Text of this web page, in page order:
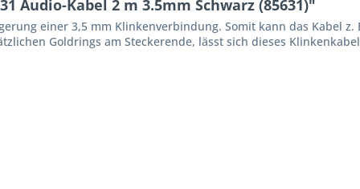
Audio-Kabel 2 m 3.5mm Schwarz (85631)"
einer 3,5 mm Klinkenverbindung. Somit kann das Kabel
Goldrings am Steckerende, lässt sich dieses